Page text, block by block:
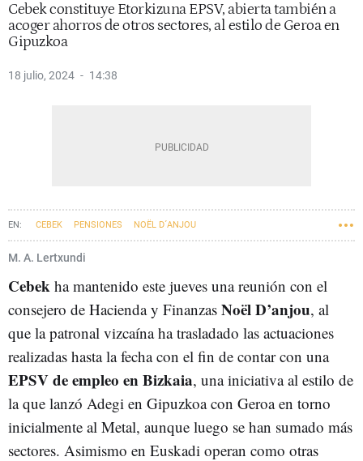
Cebek constituye Etorkizuna EPSV, abierta también a
acoger ahorros de otros sectores, al estilo de Geroa en
Gipuzkoa
18 julio, 2024 14:38
CEBEK PENSIONES NOËL D´ANJOU
M. A. Lertxundi
Cebek ha mantenido este jueves una reunión con el
consejero de Hacienda y Finanzas Noël D’anjou, al
que la patronal vizcaína ha trasladado las actuaciones
realizadas hasta la fecha con el fin de contar con una
EPSV de empleo en Bizkaia, una iniciativa al estilo de
la que lanzó Adegi en Gipuzkoa con Geroa en torno
inicialmente al Metal, aunque luego se han sumado más
sectores. Asimismo en Euskadi operan como otras